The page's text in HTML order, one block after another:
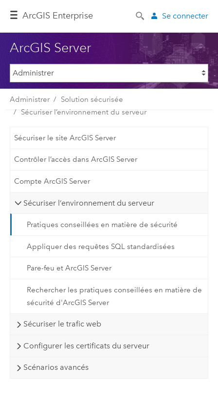
ArcGIS Enterprise Se connecter
ArcGIS Server
Administrer
Solution sécurisée
Sécuriser l’environnement du serveur
Sécuriser le site ArcGIS Server
Contrôler l’accès dans ArcGIS Server
Compte ArcGIS Server
Sécuriser l’environnement du serveur
Pratiques conseillées en matière de sécurité
Appliquer des requêtes SQL standardisées
Pare-feu et ArcGIS Server
Rechercher les pratiques conseillées en matière de
sécurité d'ArcGIS Server
Sécuriser le trafic web
Configurer les certificats du serveur
Scénarios avancés